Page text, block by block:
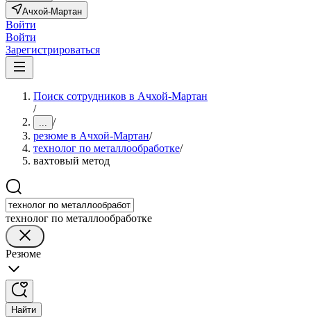
Ачхой-Мартан
Войти
Войти
Зарегистрироваться
Поиск сотрудников в Ачхой-Мартан
/
... /
резюме в Ачхой-Мартан/
технолог по металлообработке/
вахтовый метод
технолог по металлообработке
Резюме
Найти